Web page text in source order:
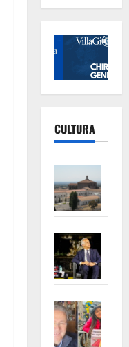
CULTURA
apre